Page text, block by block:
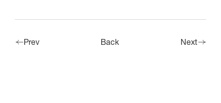
Hotel The Day Osaka
Tel.06-6460-6688 受付時間9:00-21:00
Prev Back Next